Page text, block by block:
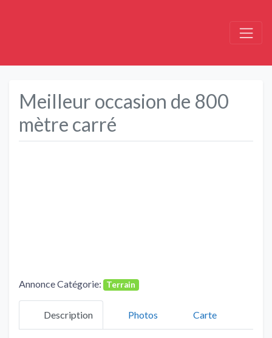
Meilleur occasion de 800
mètre carré
Annonce Catégorie: Terrain
Description Photos Carte